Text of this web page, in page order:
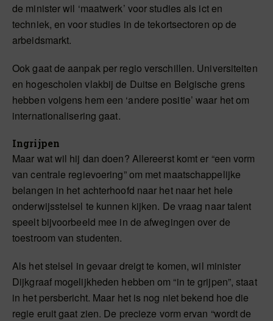
de minister wil ‘maatwerk’ voor studies als ict en
techniek, en voor studies in de tekortsectoren op de
arbeidsmarkt.
Ook gaat de aanpak per regio verschillen. Universiteiten
en hogescholen vlakbij de Duitse en Belgische grens
hebben volgens hem een ‘andere positie’ waar het om
internationalisering gaat.
Ingrijpen
Maar wat wil hij dan doen? Allereerst komt er “een vorm
van centrale regievoering” om met maatschappelijke
belangen in het achterhoofd naar het naar het hele
onderwijsstelsel te kunnen kijken. De vraag naar talent
speelt bijvoorbeeld mee in de afwegingen over de
toestroom van studenten.
Als het stelsel in gevaar dreigt te komen, wil minister
Dijkgraaf mogelijkheden hebben om “in te grijpen”, staat
in het persbericht. Maar het is nog niet bekend hoe die
regie eruit gaat zien. De precieze vorm ervan “wordt de